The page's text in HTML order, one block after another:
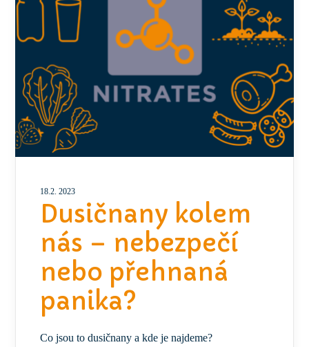
18.2. 2023
Dusičnany kolem
nás – nebezpečí
nebo přehnaná
panika?
Co jsou to dusičnany a kde je najdeme?